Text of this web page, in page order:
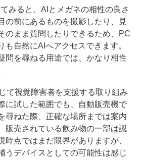
みると、AIとメガネの相性の良さ
の前にあるものを撮影したり、見
のまま質問したりできるため、PC
も自然にAIへアクセスできます。
問を尋ねる用途では、かなり相性
て視覚障害者を支援する取り組み
に試した範囲でも、自動販売機で
尋ねた際、正確な場所までは案内
販売されている飲み物の一部は認
時点ではまだ限界がありますが、
うデバイスとしての可能性は感じ